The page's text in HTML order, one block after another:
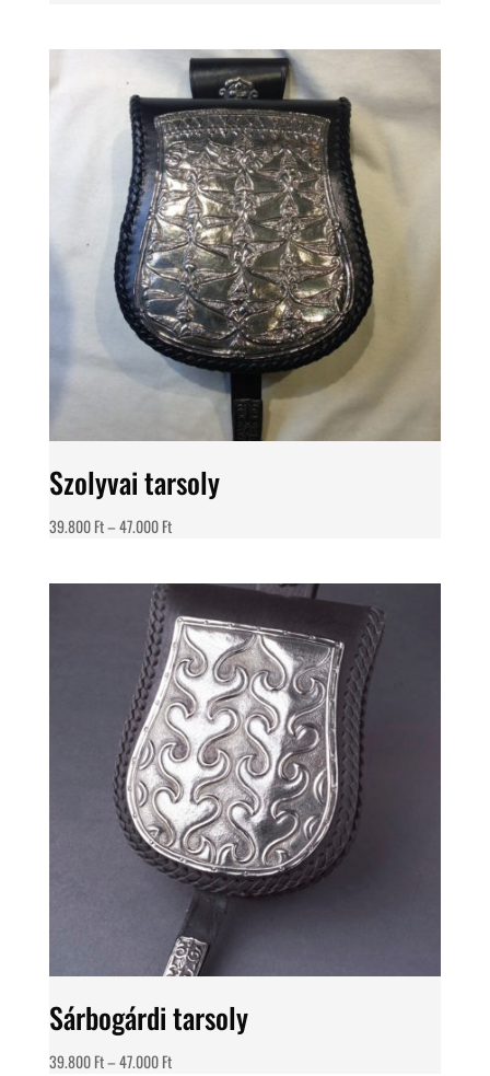
47.000 Ft
Szolyvai tarsoly
39.800Ft–47.000FtÁrtartomány:
47.000 Ft
Sárbogárdi tarsoly
39.800Ft–47.000FtÁrtartomány: